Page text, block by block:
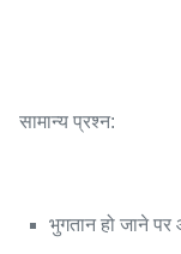
सामान्य प्रश्न:
भुगतान हो जाने